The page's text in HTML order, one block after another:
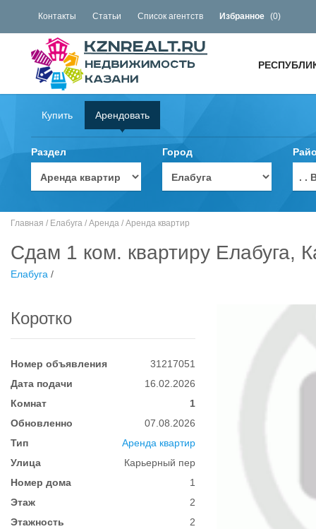
Контакты Статьи Список агентств Избранное (0)
Купить Арендовать
Раздел Город
. .
Главная / Елабуга / Аренда / Аренда квартир
Сдам 1 ком. квартиру Елабуга,
Елабуга /
Коротко
Номер объявления
31217051
Дата подачи
16.02.2026
Комнат
1
Обновленно
07.08.2026
Тип
Аренда квартир
Улица
Карьерный пер
Номер дома
1
Этаж
2
Этажность
2